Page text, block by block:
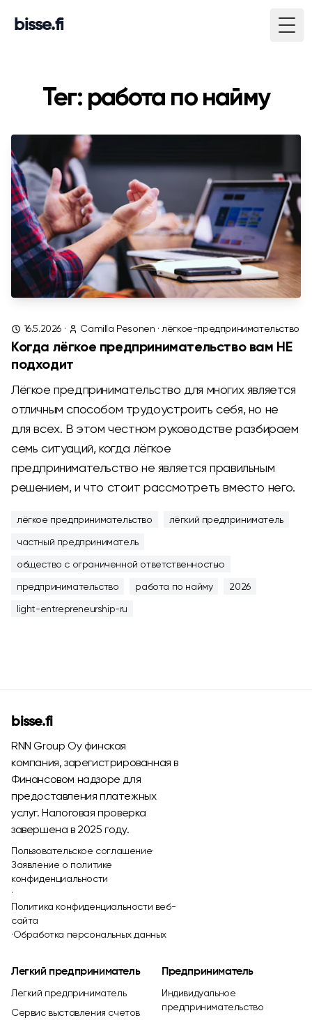
bisse.fi
Тег: работа по найму
16.5.2026 · Camilla Pesonen · лёгкое-предпринимательство
Когда лёгкое предпринимательство вам НЕ
подходит
Лёгкое предпринимательство для многих является
отличным способом трудоустроить себя, но не
для всех. В этом честном руководстве разбираем
семь ситуаций, когда лёгкое
предпринимательство не является правильным
решением, и что стоит рассмотреть вместо него.
лёгкое предпринимательство
лёгкий предприниматель
частный предприниматель
общество с ограниченной ответственностью
предпринимательство
работа по найму
2026
light-entrepreneurship-ru
bisse.fi
RNN Group Oy финская
компания, зарегистрированная в
Финансовом надзоре для
предоставления платежных
услуг. Налоговая проверка
завершена в 2025 году.
Пользовательское соглашение·
Заявление о политике
конфиденциальности
·
Политика конфиденциальности веб-
сайта
·Обработка персональных данных
Легкий предприниматель
Легкий предприниматель
Сервис выставления счетов
Предприниматель
Индивидуальное
предпринимательство